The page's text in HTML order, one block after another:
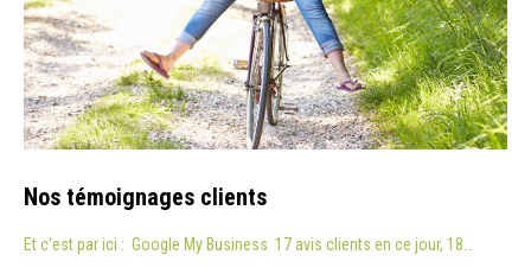
Nos témoignages clients
Et c’est par ici : Google My Business 17 avis clients en ce jour, 18…